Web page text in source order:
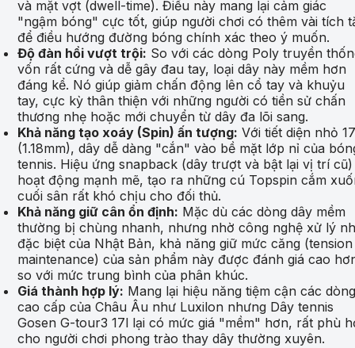
và mặt vợt (dwell-time). Điều này mang lại cảm giác
"ngậm bóng" cực tốt, giúp người chơi có thêm vài tích
để điều hướng đường bóng chính xác theo ý muốn.
Độ đàn hồi vượt trội: So với các dòng Poly truyền
vốn rất cứng và dễ gây đau tay, loại dây này mềm hơn
đáng kể. Nó giúp giảm chấn động lên cổ tay và khuỷu
tay, cực kỳ thân thiện với những người có tiền sử chấn
thương nhẹ hoặc mới chuyển từ dây đa lõi sang.
Khả năng tạo xoáy (Spin) ấn tượng: Với tiết diện nhỏ
(1.18mm), dây dễ dàng "cắn" vào bề mặt lớp nỉ của
tennis. Hiệu ứng snapback (dây trượt và bật lại vị trí cũ)
hoạt động mạnh mẽ, tạo ra những cú Topspin cắm
cuối sân rất khó chịu cho đối thủ.
Khả năng giữ cân ổn định: Mặc dù các dòng dây mềm
thường bị chùng nhanh, nhưng nhờ công nghệ xử lý
đặc biệt của Nhật Bản, khả năng giữ mức căng (tension
maintenance) của sản phẩm này được đánh giá cao
so với mức trung bình của phân khúc.
Giá thành hợp lý: Mang lại hiệu năng tiệm cận các dòng
cao cấp của Châu Âu như Luxilon nhưng Dây tennis
Gosen G-tour3 17l lại có mức giá "mềm" hơn, rất phù
cho người chơi phong trào thay dây thường xuyên.